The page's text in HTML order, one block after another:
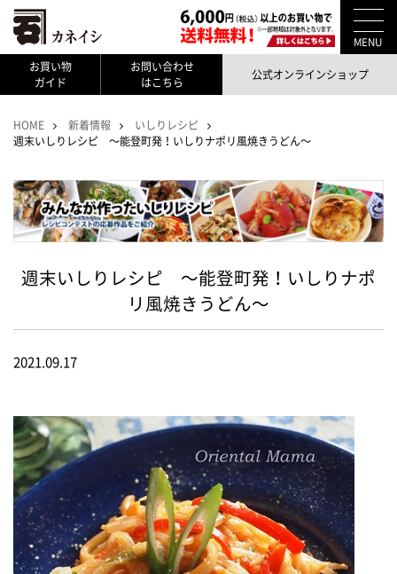
MENU
お買い物
ガイド
お問い合わせ
はこちら
公式オンラインショップ
HOME 新着情報
いしりレシピ
週末いしりレシピ ～能登町発！いしりナポリ風焼きうどん～
週末いしりレシピ ～能登町発！いしりナポ
リ風焼きうどん～
2021.09.17